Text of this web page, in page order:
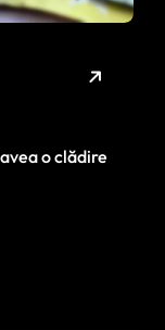
o clădire